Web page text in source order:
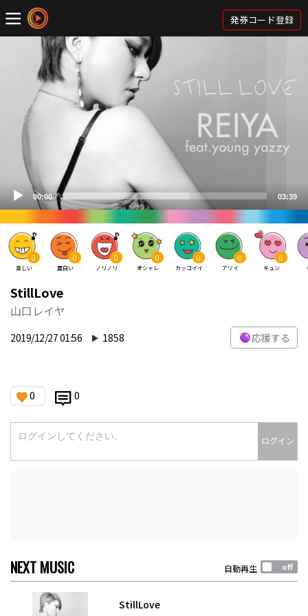
発券コード登録
0
楽しい
0
面白い
0
ノリノリ
0
オシャレ
0
カッコイイ
0
アツイ
0
キュン
StillLove
山口レイヤ
2019/12/27 01:56 1858 応援する
0 0
ログイン
NEXT MUSIC 自動再生
StillLove